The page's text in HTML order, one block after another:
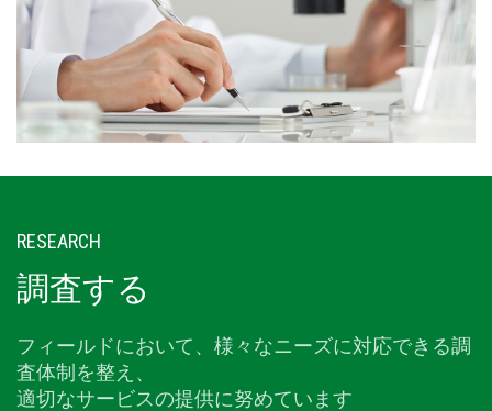
RESEARCH
調査する
フィールドにおいて、様々なニーズに対応できる調
査体制を整え、
適切なサービスの提供に努めています